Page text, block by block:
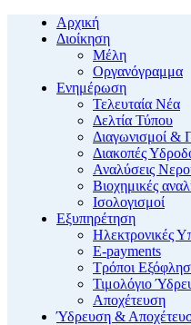
Αρχική
Διοίκηση
Μέλη
Οργανόγραμμα
Ενημέρωση
Τελευταία Νέα
Δελτία Τύπου
Διαγωνισμοί &
Διακοπές
Αναλύσεις
Βιοχημικές
Ισολογισμοί
Εξυπηρέτηση
Ηλεκτρονικές
E-payments
Τρόποι
Τιμολόγιο
Αποχέτευση
Ύδρευση &